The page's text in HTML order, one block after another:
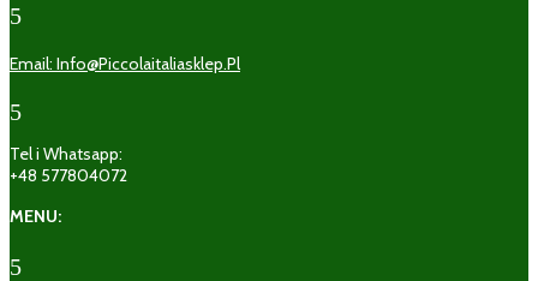
5
Email: Info@piccolaitaliasklep.pl
5
Tel i Whatsapp:
+48 577804072
MENU:
5